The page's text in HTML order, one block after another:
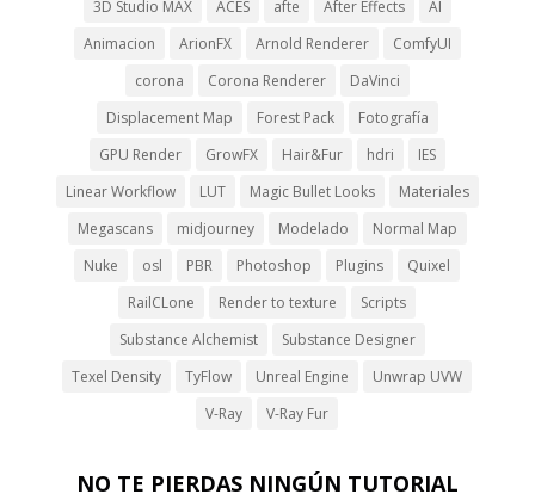
3D Studio MAX ACES afte After Effects
AI
Animacion
ArionFX Arnold Renderer
ComfyUI
corona
Corona Renderer
DaVinci
Displacement Map
Forest Pack
Fotografía
GPU Render
GrowFX Hair&Fur hdri
IES
Linear Workflow
LUT Magic Bullet Looks
Materiales
Megascans
midjourney Modelado
Normal Map
Nuke
osl PBR Photoshop Plugins
Quixel
RailCLone
Render to texture
Scripts
Substance Alchemist
Substance Designer
Texel Density
TyFlow Unreal Engine
Unwrap UVW
V-Ray
V-Ray Fur
NO TE PIERDAS NINGÚN TUTORIAL